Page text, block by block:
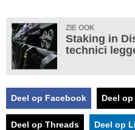
ZIE OOK
Staking in
technici
Deel op Facebook Deel op
Deel op Threads Deel op